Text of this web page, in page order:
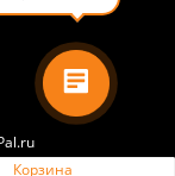
Корзина